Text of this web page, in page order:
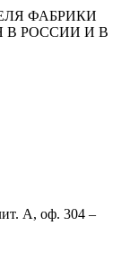
ФАБРИКИ
В РОССИИ И В
А, оф. 304 –